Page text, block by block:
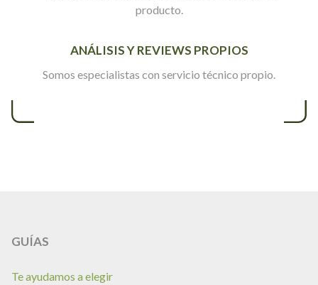
producto.
ANÁLISIS Y REVIEWS PROPIOS
Somos especialistas con servicio técnico propio.
GUÍAS
Te ayudamos a elegir